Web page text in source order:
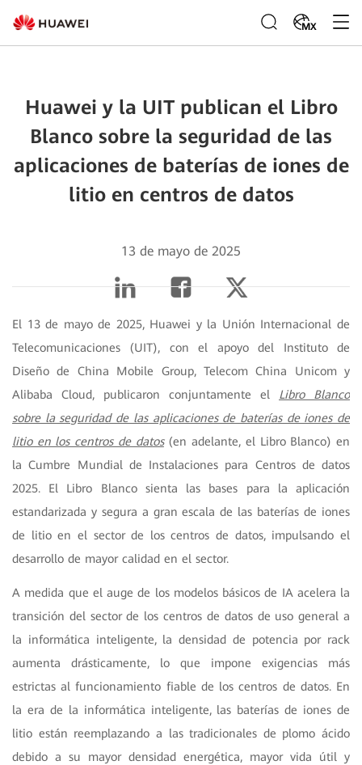
MX
Huawei y la UIT publican el Libro
Blanco sobre la seguridad de las
aplicaciones de baterías de iones de
litio en centros de datos
13 de mayo de 2025
El 13 de mayo de 2025, Huawei y la Unión Internacional de
Telecomunicaciones (UIT), con el apoyo del Instituto de
Diseño de China Mobile Group, Telecom China Unicom y
Alibaba Cloud, publicaron conjuntamente el Libro Blanco
sobre la seguridad de las aplicaciones de baterías de iones de
litio en los centros de datos(en adelante, el Libro Blanco) en
la Cumbre Mundial de Instalaciones para Centros de datos
2025. El Libro Blanco sienta las bases para la aplicación
estandarizada y segura a gran escala de las baterías de iones
de litio en el sector de los centros de datos, impulsando el
desarrollo de mayor calidad en el sector.
A medida que el auge de los modelos básicos de IA acelera la
transición del sector de los centros de datos de uso general a
la informática inteligente, la densidad de potencia por rack
aumenta drásticamente, lo que impone exigencias más
estrictas al funcionamiento fiable de los centros de datos. En
la era de la informática inteligente, las baterías de iones de
litio están reemplazando a las tradicionales de plomo ácido
debido a su mayor densidad energética, mayor vida útil y